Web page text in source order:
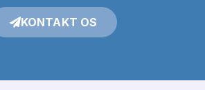
KONTAKT OS